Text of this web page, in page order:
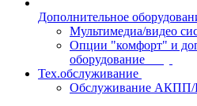
Дополнительное
Мультимедиа/видео
Опции "комфорт" и
оборудование
Тех.обслуживание
Обслуживание